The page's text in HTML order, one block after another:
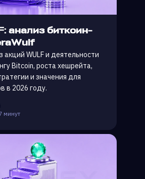
анализ биткоин-
WULF и деятельности
Bitcoin, роста хешрейта,
и значения для
в 2026 году.
минут